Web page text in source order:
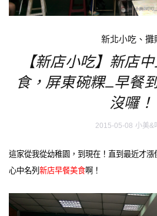
新北小吃、攤
【新店小吃】新店
食，屏東碗粿_早餐
沒囉！
2015-05-08 小美&
這家從我從幼稚園，到現在！直到最近才漲
心中名列 新店早餐美食啊！